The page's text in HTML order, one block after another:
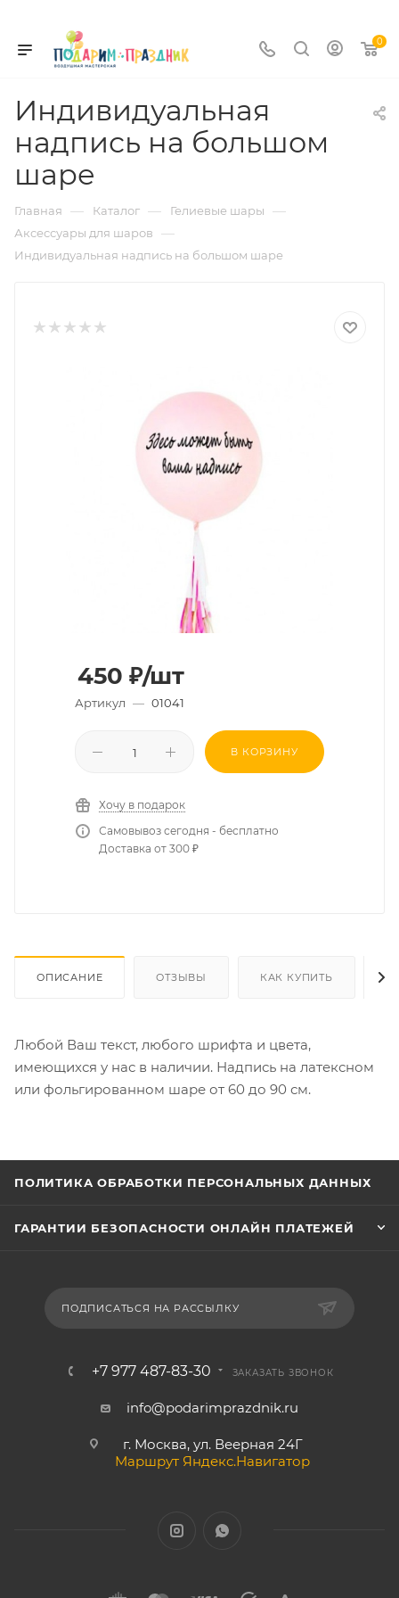
0
Индивидуальная
надпись на большом
шаре
Главная — Каталог — Гелиевые шары —
Аксессуары для шаров —
Индивидуальная надпись на большом шаре
450 ₽/шт
Артикул — 01041
В КОРЗИНУ
Хочу в подарок
Самовывоз сегодня - бесплатно
Доставка от 300 ₽
ОПИСАНИЕ ОТЗЫВЫ КАК КУПИТЬ
Любой Ваш текст, любого шрифта и цвета,
имеющихся у нас в наличии. Надпись на латексном
или фольгированном шаре от 60 до 90 см.
ПОЛИТИКА ОБРАБОТКИ ПЕРСОНАЛЬНЫХ ДАННЫХ
ГАРАНТИИ БЕЗОПАСНОСТИ ОНЛАЙН ПЛАТЕЖЕЙ
ПОДПИСАТЬСЯ НА РАССЫЛКУ
+7 977 487-83-30 ЗАКАЗАТЬ ЗВОНОК
info@podarimprazdnik.ru
г. Москва, ул. Веерная 24Г
Маршрут Яндекс.Навигатор